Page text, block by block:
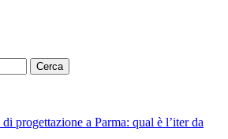
progettazione a Parma: qual è l’iter da